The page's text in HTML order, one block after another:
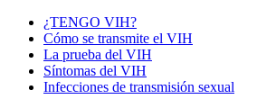
¿TENGO VIH?
Cómo se transmite el VIH
La prueba del VIH
Síntomas del VIH
Infecciones de transmisión sexual